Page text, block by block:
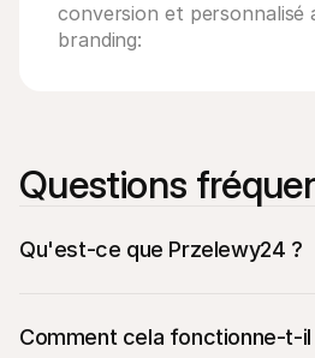
conversion et personnalisé
branding:
Questions
Qu'est-ce que Przelewy24 ?
Comment cela fonctionne-t-il